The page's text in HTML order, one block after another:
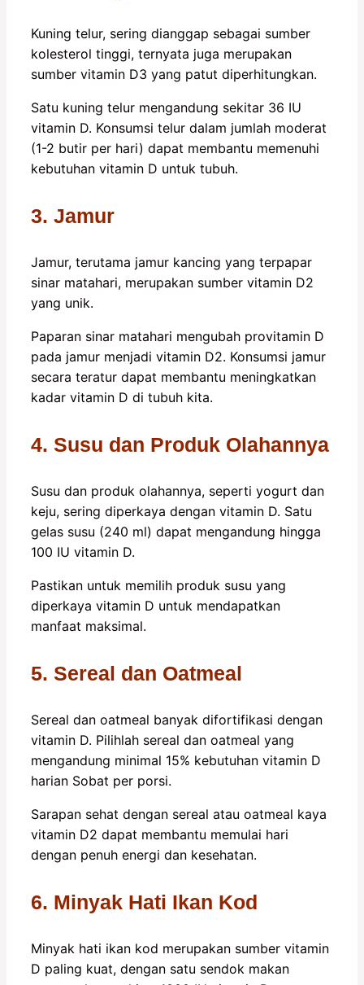
Kuning telur, sering dianggap sebagai sumber
kolesterol tinggi, ternyata juga merupakan
sumber vitamin D3 yang patut diperhitungkan.
Satu kuning telur mengandung sekitar 36 IU
vitamin D. Konsumsi telur dalam jumlah moderat
(1-2 butir per hari) dapat membantu memenuhi
kebutuhan vitamin D untuk tubuh.
3. Jamur
Jamur, terutama jamur kancing yang terpapar
sinar matahari, merupakan sumber vitamin D2
yang unik.
Paparan sinar matahari mengubah provitamin D
pada jamur menjadi vitamin D2. Konsumsi jamur
secara teratur dapat membantu meningkatkan
kadar vitamin D di tubuh kita.
4. Susu dan Produk Olahannya
Susu dan produk olahannya, seperti yogurt dan
keju, sering diperkaya dengan vitamin D. Satu
gelas susu (240 ml) dapat mengandung hingga
100 IU vitamin D.
Pastikan untuk memilih produk susu yang
diperkaya vitamin D untuk mendapatkan
manfaat maksimal.
5. Sereal dan Oatmeal
Sereal dan oatmeal banyak difortifikasi dengan
vitamin D. Pilihlah sereal dan oatmeal yang
mengandung minimal 15% kebutuhan vitamin D
harian Sobat per porsi.
Sarapan sehat dengan sereal atau oatmeal kaya
vitamin D2 dapat membantu memulai hari
dengan penuh energi dan kesehatan.
6. Minyak Hati Ikan Kod
Minyak hati ikan kod merupakan sumber vitamin
D paling kuat, dengan satu sendok makan